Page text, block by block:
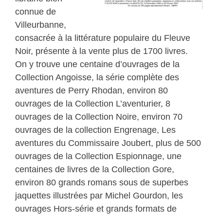
connue de
Villeurbanne,
consacrée à la littérature populaire du Fleuve
Noir, présente à la vente plus de 1700 livres.
On y trouve une centaine d’ouvrages de la
Collection Angoisse, la série complète des
aventures de Perry Rhodan, environ 80
ouvrages de la Collection L’aventurier, 8
ouvrages de la Collection Noire, environ 70
ouvrages de la collection Engrenage, Les
aventures du Commissaire Joubert, plus de 500
ouvrages de la Collection Espionnage, une
centaines de livres de la Collection Gore,
environ 80 grands romans sous de superbes
jaquettes illustrées par Michel Gourdon, les
ouvrages Hors-série et grands formats de